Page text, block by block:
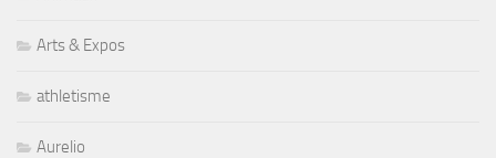
Arts & Expos
athletisme
Aurelio